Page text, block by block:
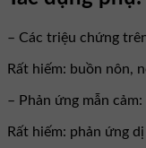
– Các triệu chứng
Rất hiếm: buồn nôn,
– Phản ứng mẫn cảm:
Rất hiếm: phản ứng